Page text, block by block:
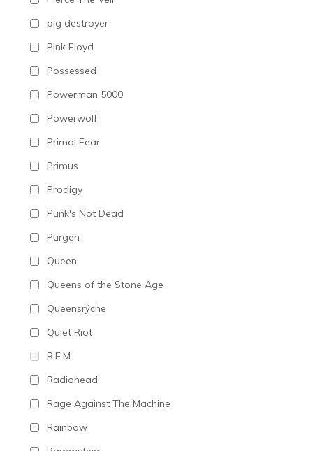
pig destroyer
Pink Floyd
Possessed
Powerman 5000
Powerwolf
Primal Fear
Primus
Prodigy
Punk's Not Dead
Purgen
Queen
Queens of the Stone Age
Queensrÿche
Quiet Riot
R.E.M.
Radiohead
Rage Against The Machine
Rainbow